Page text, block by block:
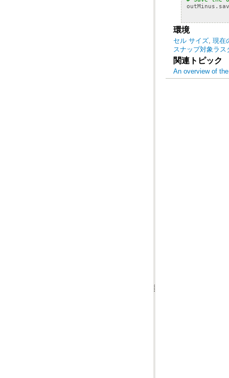
outMinus .
環境
セル サイズ, 現在
スナップ対象ラス
関連トピック
An overview of